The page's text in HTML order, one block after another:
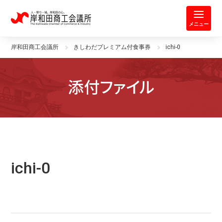
岸和田商工会議所 | 人・祭り・城。
メニュー
岸和田商工会議所 きしわだプレミアム付食事券 ichi-0
添付ファイル
ichi-0